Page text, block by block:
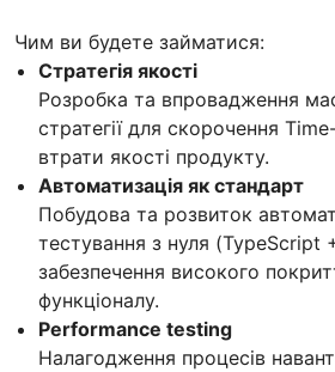
Чим ви будете займатися:
Стратегія якості
Розробка та впровадження
стратегії для скорочення
втрати якості продукту.
Автоматизація як стандарт
Побудова та розвиток
тестування з нуля (TypeScript
забезпечення високого
функціоналу.
Performance testing
Налагодження процесів